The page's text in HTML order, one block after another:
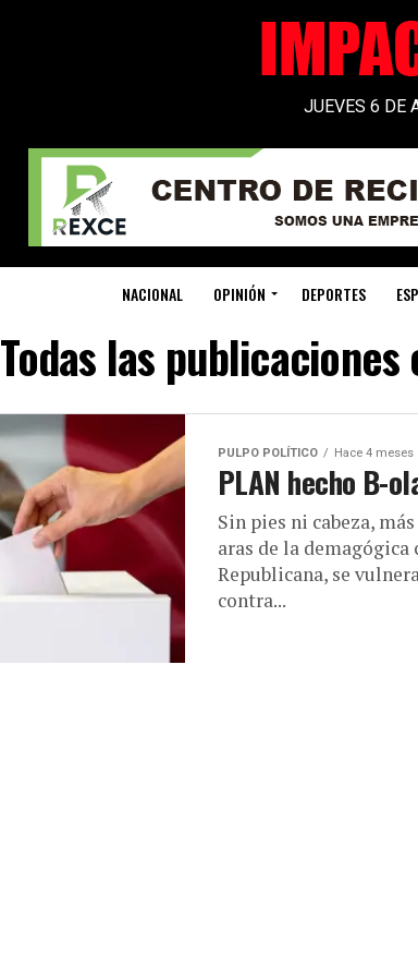
JUEVES 6 DE
NACIONAL OPINIÓN DEPORTES
Todas las
PULPO POLÍTICO Hace 4 meses
PLAN hecho B-
Sin pies ni cabeza,
aras de la
Republicana, se
contra...